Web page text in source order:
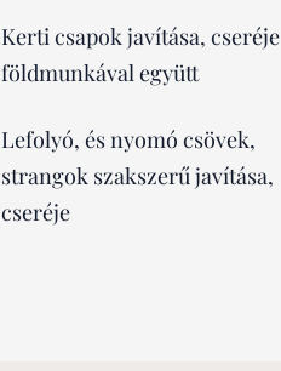
Kerti csapok javítása, cseréje
földmunkával együtt
Lefolyó, és nyomó csövek,
strangok szakszerű javítása,
cseréje